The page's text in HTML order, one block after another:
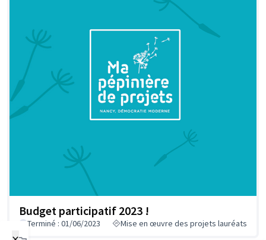
Budget participatif 2023 !
Terminé : 01/06/2023 Mise en œuvre des projets lauréats